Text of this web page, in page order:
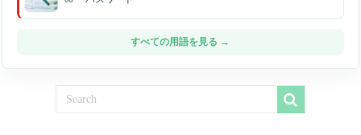
すべての用語を見る →